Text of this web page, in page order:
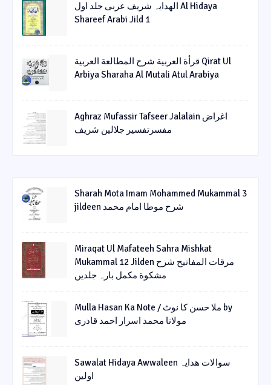
الھدایہ شریف عربی جلد اول Al Hidaya
Shareef Arabi Jild 1
قرأة العربیة شرح المطالعة العربیة Qirat Ul
Arbiya Sharaha Al Mutali Atul Arabiya
Aghraz Mufassir Tafseer Jalalain اغراض
مفسرتفسیر جلالین شریف
Sharah Mota Imam Mohammed Mukammal 3
jildeen شرح موطا امام محمد
Miraqat Ul Mafateeh Sahra Mishkat
Mukammal 12 Jilden مرقات المفاتیح شرح
مشکوة مکمل بارہ جلدیں
Mulla Hasan Ka Note / ملا حسن کا نوٹ by
مولانا محمد اسرار احمد قادری
Sawalat Hidaya Awwaleen سوالات ھدایہ
اولین